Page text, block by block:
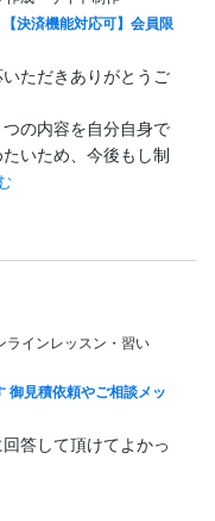
決済機能対応可】会員限
ただきありがとうご
の内容を自分自身で
いため、今後もし制
ラインレッスン・習い
御見積依頼やご相談メッ
答して頂けてよかっ